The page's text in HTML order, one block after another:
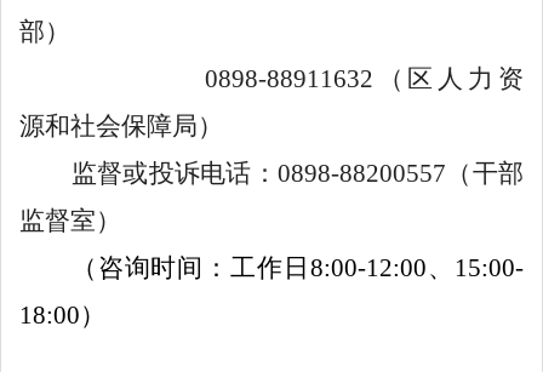
部）
0898-88911632 （区人力资
源和社会保障局）
监督或投诉电话：0898-88200557 （干部
监督室）
（咨询时间：工作日8:00-12:00、 15:00-
18:00）